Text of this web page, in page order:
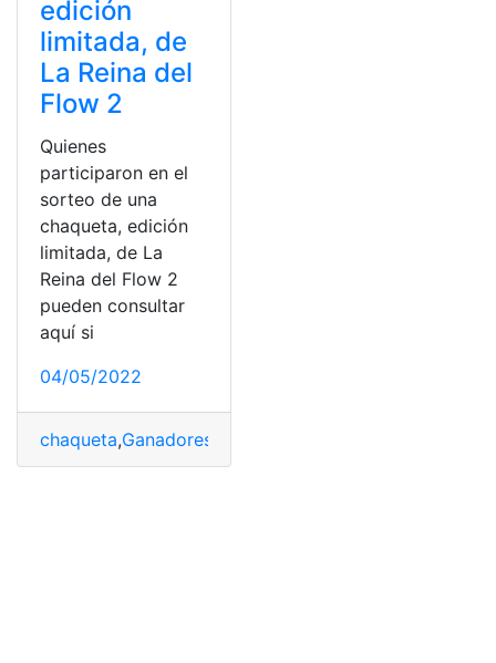
edición
limitada, de
La Reina del
Flow 2
Quienes
participaron en el
sorteo de una
chaqueta, edición
limitada, de La
Reina del Flow 2
pueden consultar
aquí si
04/05/2022
chaqueta,Ganadores